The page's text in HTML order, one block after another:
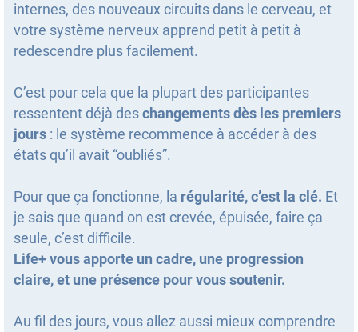
internes, des nouveaux circuits dans le cerveau, et
votre système nerveux apprend petit à petit à
redescendre plus facilement.
C’est pour cela que la plupart des participantes
ressentent déjà deschangements dès les premiers
jours : le système recommence à accéder à des
états qu’il avait “oubliés”.
Pour que ça fonctionne, la régularité, c’est la clé. Et
je sais que quand on est crevée, épuisée, faire ça
seule, c’est difficile.
Life+ vous apporte un cadre, une progression
claire, et une présence pour vous soutenir.
Au fil des jours, vous allez aussi mieux comprendre